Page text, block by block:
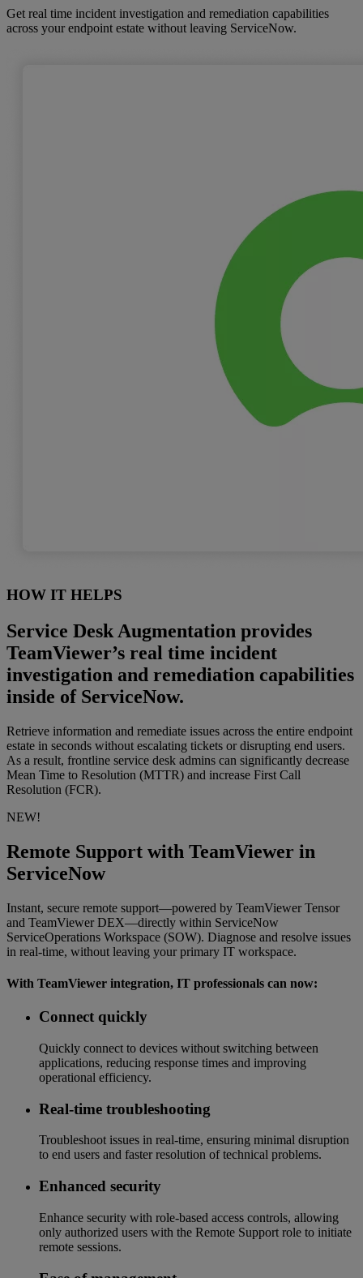
Get real time incident investigation and remediation capabilities
across your endpoint estate without leaving ServiceNow.
HOW IT HELPS
Service Desk Augmentation provides
TeamViewer’s real time incident
investigation and remediation capabilities
inside of ServiceNow.
Retrieve information and remediate issues across the entire endpoint
estate in seconds without escalating tickets or disrupting end users.
As a result, frontline service desk admins can significantly decrease
Mean Time to Resolution (MTTR) and increase First Call
Resolution (FCR).
NEW!
Remote Support with TeamViewer in
ServiceNow
Instant, secure remote support—powered by TeamViewer Tensor
and TeamViewer DEX—directly within ServiceNow
ServiceOperations Workspace (SOW). Diagnose and resolve issues
in real-time, without leaving your primary IT workspace.
With TeamViewer integration, IT professionals can now:
Connect quickly
Quickly connect to devices without switching between
applications, reducing response times and improving
operational efficiency.
Real-time troubleshooting
Troubleshoot issues in real-time, ensuring minimal disruption
to end users and faster resolution of technical problems.
Enhanced security
Enhance security with role-based access controls, allowing
only authorized users with the Remote Support role to initiate
remote sessions.